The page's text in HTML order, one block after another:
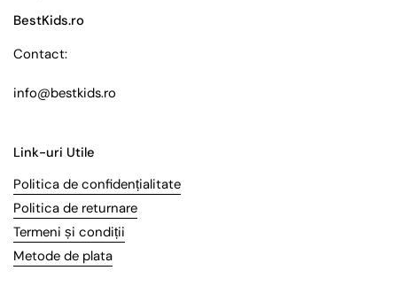
BestKids.ro
Contact:
info@bestkids.ro
Link-uri Utile
Politica de confidențialitate
Politica de returnare
Termeni și condiții
Metode de plata